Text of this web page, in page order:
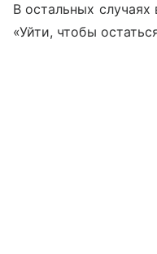
В остальных случаях
«Уйти, чтобы